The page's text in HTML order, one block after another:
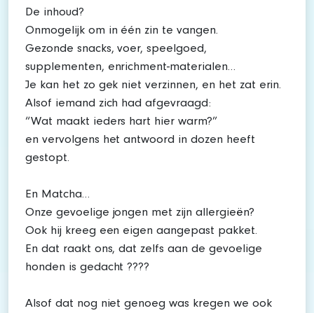
De inhoud?
Onmogelijk om in één zin te vangen.
Gezonde snacks, voer, speelgoed,
supplementen, enrichment-materialen…
Je kan het zo gek niet verzinnen, en het zat erin.
Alsof iemand zich had afgevraagd:
“Wat maakt ieders hart hier warm?”
en vervolgens het antwoord in dozen heeft
gestopt.
En Matcha…
Onze gevoelige jongen met zijn allergieën?
Ook hij kreeg een eigen aangepast pakket.
En dat raakt ons, dat zelfs aan de gevoelige
honden is gedacht ????
Alsof dat nog niet genoeg was kregen we ook